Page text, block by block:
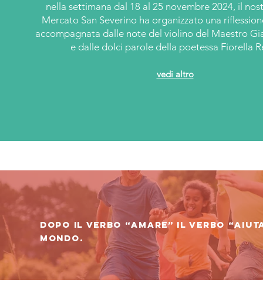
nella settimana dal 18 al 25 novembre 2024, il
Mercato San Severino ha organizzato una
accompagnata dalle note del violino del Maestro
e dalle dolci parole della poetessa Fiorella
vedi altro
Dopo il verbo “amare” il verbo
mondo.